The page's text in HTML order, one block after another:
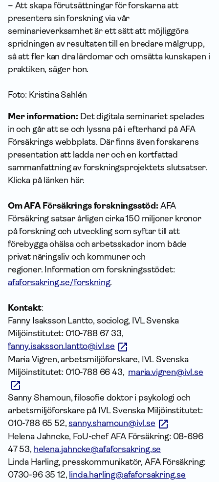
– Att skapa förutsättningar för forskarna att
presentera sin forskning via vår
seminarieverksamhet är ett sätt att möjliggöra
spridningen av resultaten till en bredare målgrupp,
så att fler kan dra lärdomar och omsätta kunskapen i
praktiken, säger hon.
Foto: Kristina Sahlén
Mer information: Det digitala seminariet spelades
in och går att se och lyssna på i efterhand på AFA
Försäkrings webbplats. Där finns även forskarens
presentation att ladda ner och en kortfattad
sammanfattning av forskningsprojektets slutsatser.
Klicka på länken här.
Om AFA Försäkrings forskningsstöd: AFA
Försäkring satsar årligen cirka 150 miljoner kronor
på forskning och utveckling som syftar till att
förebygga ohälsa och arbetsskador inom både
privat näringsliv och kommuner och
regioner. Information om forskningsstödet:
afaforsakring.se/forskning.
Kontakt:
Fanny Isaksson Lantto, sociolog, IVL Svenska
Miljöinstitutet: 010-788 67 33,
fanny.isaksson.lantto@ivl.se
Maria Vigren, arbetsmiljöforskare, IVL Svenska
Miljöinstitutet: 010-788 66 43, maria.vigren@ivl.se
Sanny Shamoun, filosofie doktor i psykologi och
arbetsmiljöforskare på IVL Svenska Miljöinstitutet:
010-788 65 52,sanny.shamoun@ivl.se
Helena Jahncke, FoU-chef AFA Försäkring: 08-696
47 53, helena.jahncke@afaforsakring.se
Linda Harling, presskommunikatör, AFA Försäkring:
0730-96 35 12, linda.harling@afaforsakring.se